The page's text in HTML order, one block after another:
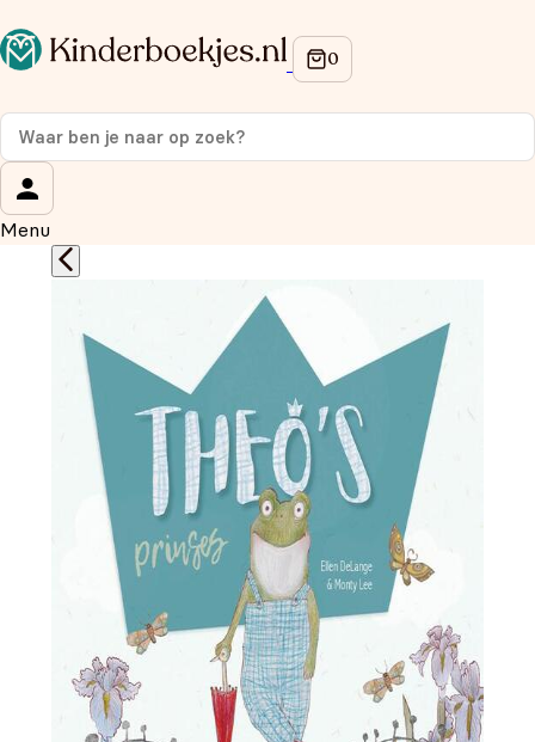
Menu
Op de hoogte blijven van onze acties?
Meld je aan voor onze nieuwsbrief en ontvang
korting
Wat is je voornaam?
Wat is je e-mailadres?
Aanmelden
We gebruiken je gegevens om contact op te nemen, in
overeenstemming met onsprivacybeleid.